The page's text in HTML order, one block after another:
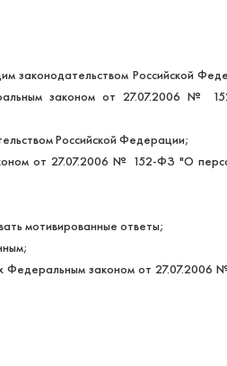
законодательством Российской
законом от 27.07.2006 №
Российской Федерации;
от 27.07.2006 № 152-ФЗ "О
мотивированные ответы;
Федеральным законом от